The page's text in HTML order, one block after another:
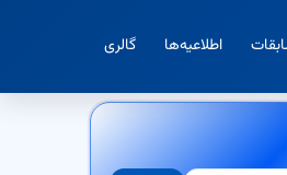
اطلاعیه‌ها گالری